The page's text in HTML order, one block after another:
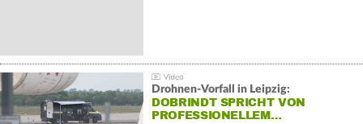
Drohnen-Vorfall in Leipzig:
DOBRINDT SPRICHT VON
PROFESSIONELLEM…